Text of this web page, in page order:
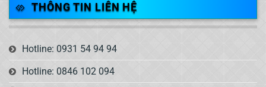
THÔNG TIN LIÊN HỆ
Hotline: 0931 54 94 94
Hotline: 0846 102 094